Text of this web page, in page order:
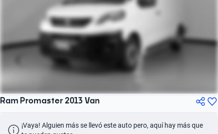
Ram Promaster 2013 Van
¡Vaya! Alguien más se llevó este auto pero, aquí hay más que